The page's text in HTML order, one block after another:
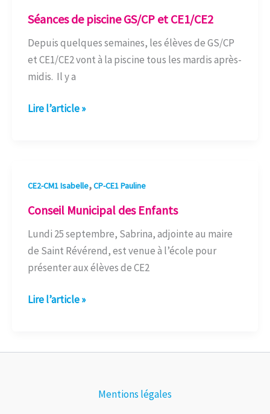
Séances de piscine GS/CP et CE1/CE2
Depuis quelques semaines, les élèves de GS/CP
et CE1/CE2 vont à la piscine tous les mardis après-
midis. Il y a
de
piscine
GS/CP
et
CE1/CE2
Lire l’article »
CE2-CM1 Isabelle,CP-CE1 Pauline
Conseil Municipal des Enfants
Lundi 25 septembre, Sabrina, adjointe au maire
de Saint Révérend, est venue à l’école pour
présenter aux élèves de CE2
Conseil
des
Enfants
Lire l’article »
Mentions légales